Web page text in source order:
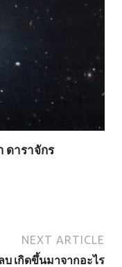
ดาราจักร
NEXT ARTICLE
บ เกิดขึ้นมาจากอะไร